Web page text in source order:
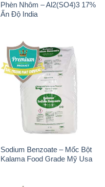
Phèn Nhôm – Al2(SO4)3 17%
Ấn Độ India
Sodium Benzoate – Mốc Bột
Kalama Food Grade Mỹ Usa